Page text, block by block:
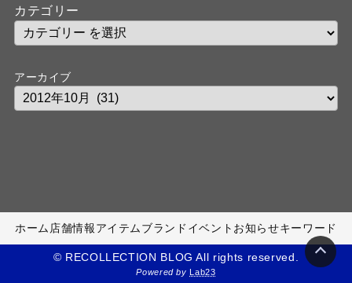
カテゴリー
アーカイブ
ホーム 店舗情報アイテムブランド イベント お知らせキーワード
© RECOLLECTION BLOG All rights reserved.
Powered byLab23